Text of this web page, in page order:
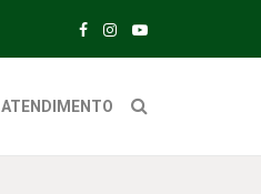
ATENDIMENTO